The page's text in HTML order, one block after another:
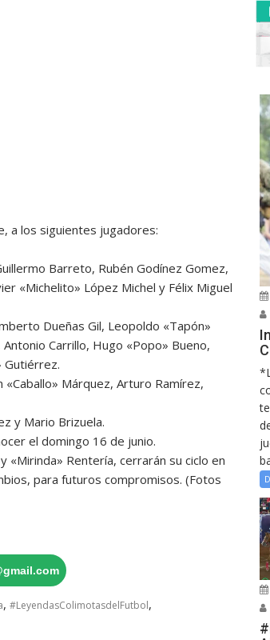
a los siguientes jugadores:
Barreto, Rubén Godínez Gomez,
«Michelito» López Michel y Félix Miguel
Dueñas Gil, Leopoldo «Tapón»
Carrillo, Hugo «Popo» Bueno,
Gutiérrez.
Márquez, Arturo Ramírez,
y Mario Brizuela.
el domingo 16 de junio.
«Mirinda» Rentería, cerrarán su ciclo en
para futuros compromisos. (Fotos
, #LeyendasColimotasdelFutbol,